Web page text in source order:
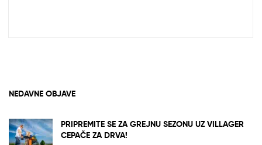
NEDAVNE OBJAVE
PRIPREMITE SE ZA GREJNU SEZONU UZ VILLAGER
CEPAČE ZA DRVA!